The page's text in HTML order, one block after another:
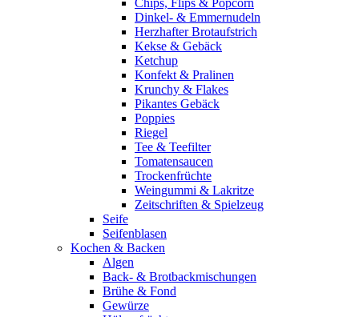
Chips, Flips & Popcorn
Dinkel- & Emmernudeln
Herzhafter Brotaufstrich
Kekse & Gebäck
Ketchup
Konfekt & Pralinen
Krunchy & Flakes
Pikantes Gebäck
Poppies
Riegel
Tee & Teefilter
Tomatensaucen
Trockenfrüchte
Weingummi & Lakritze
Zeitschriften & Spielzeug
Seife
Seifenblasen
Kochen & Backen
Algen
Back- & Brotbackmischungen
Brühe & Fond
Gewürze